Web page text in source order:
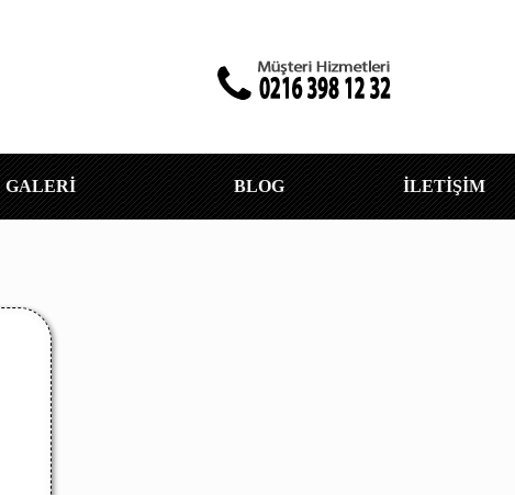
GALERİ BLOG İLETİŞİM